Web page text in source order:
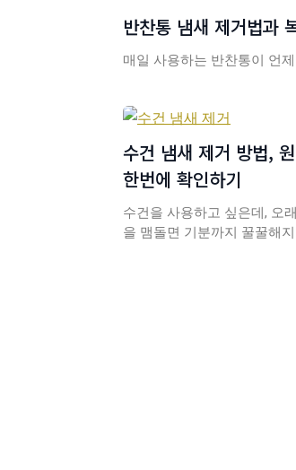
반찬통 냄새 제거법과
매일 사용하는 반찬통이 언
수건 냄새 제거 방법,
한번에 확인하기
수건을 사용하고 싶은데, 오
을 맴돌면 기분까지 꿀꿀해